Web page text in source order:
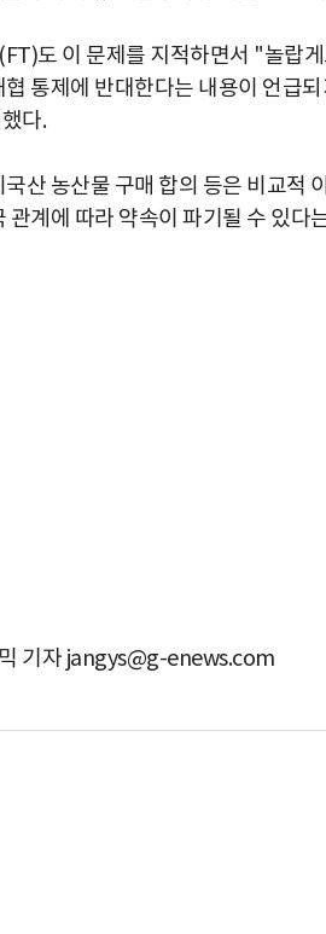
도 이 문제를 지적하면서 "놀랍
통제에 반대한다는 내용이 언급
다.
산 농산물 구매 합의 등은 비교적
관계에 따라 약속이 파기될 수 있다
기자 jangys@g-enews.com